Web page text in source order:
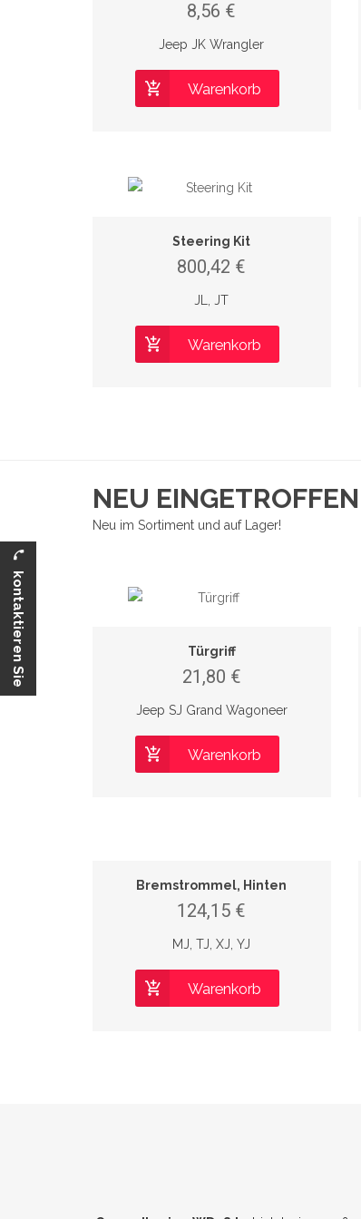
8,56 €
Jeep JK Wrangler
Warenkorb
Steering Kit
800,42 €
JL, JT
Warenkorb
NEU EINGETROFFEN
Neu im Sortiment und auf Lager!
Türgriff
21,80 €
Jeep SJ Grand Wagoneer
Warenkorb
Bremstrommel, Hinten
124,15 €
MJ, TJ, XJ, YJ
Warenkorb
k
o
n
t
a
k
t
i
e
r
e
n
S
i
e
n